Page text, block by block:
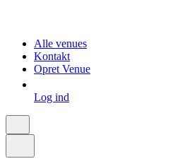
Alle venues
Kontakt
Opret Venue
Log ind